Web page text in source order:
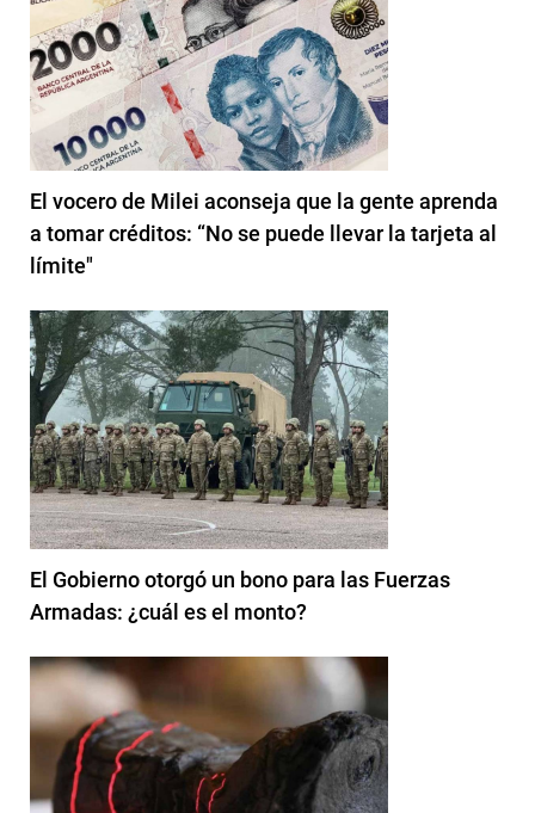
El vocero de Milei aconseja que la gente aprenda
a tomar créditos: “No se puede llevar la tarjeta al
límite"
El Gobierno otorgó un bono para las Fuerzas
Armadas: ¿cuál es el monto?